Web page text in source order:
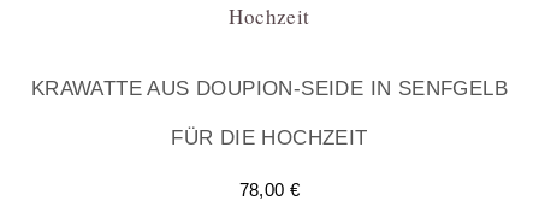
KRAWATTE AUS DOUPION-SEIDE IN SENFGELB
FÜR DIE HOCHZEIT
78,00 €